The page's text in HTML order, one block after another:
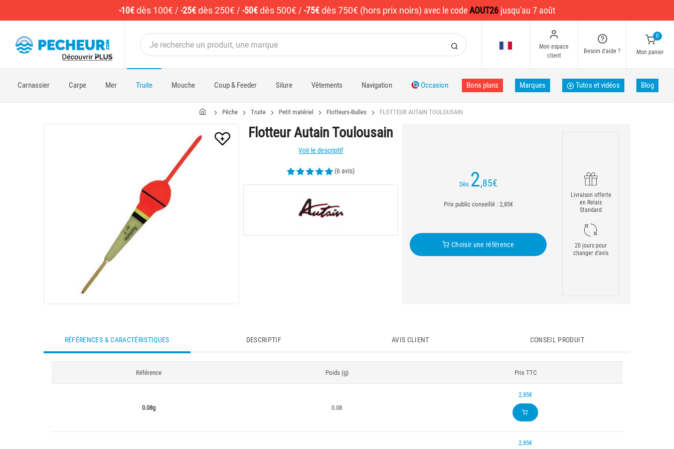
-10€dès 100€ / -25€dès 250€ / -50€dès 500€ / -75€dès 750€ (hors prix noirs) avec le codeAOUT26 jusqu'au 7 août
Mon espace
client
Besoin d'aide ?
0
Mon panier
Carnassier Carpe Mer Truite Mouche Coup & Feeder Silure Vêtements Navigation Occasion Bons plans Marques Tutos et vidéos Blog
Pêche Truite Petit matériel Flotteurs-Bulles FLOTTEUR AUTAIN TOULOUSAIN
Flotteur Autain Toulousain
Voir le descriptif
(6 avis)
Dès 2,85€
Prix public conseillé : 2,85€
Choisir une référence
Livraison offerte
en Relais
Standard
20 jours pour
changer d'avis
RÉFÉRENCES & CARACTÉRISTIQUES DESCRIPTIF AVIS CLIENT CONSEIL PRODUIT
Référence Poids (g) Prix TTC
0.08g 0.08
2,85€
2,85€